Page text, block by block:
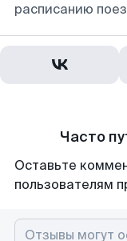
расписанию
Часто
Оставьте
пользователям